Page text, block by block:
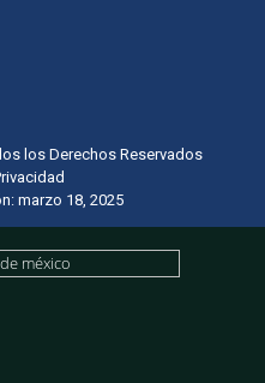
los Derechos Reservados
marzo 18, 2025